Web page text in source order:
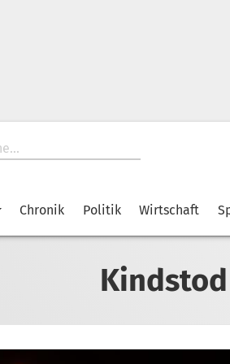
Chronik Politik Wirtschaft
Kindstod